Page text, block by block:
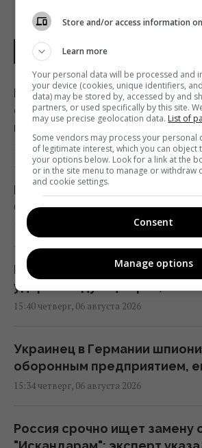
НОВОСТИ УКРАИНЫ
В Фонде госимущества
сложности с приватизацией
государственных активов
15:58 четверг, 06 августа 2026
Когда у Украины появится
баллистика: Зеленский
15:45 четверг, 06 августа 2026
В Румынии уже знают, куда
удар в следующий раз, – СМИ
15:40 четверг, 06 августа 2026
Украинец в Германии
оборонным предприятием,
15:34 четверг, 06 августа 2026
Россия срочно ищет замену
Store and/or access information
Learn more
Your personal data will be processed and
your device (cookies, unique identifiers,
data) may be stored by, accessed by and
partners, or used specifically by this site.
may use precise geolocation data. List of
Some vendors may process your personal
of legitimate interest, which you can object
your options below. Look for a link at the
or in the site menu to manage or withdraw
and cookie settings.
Consent
Manage options